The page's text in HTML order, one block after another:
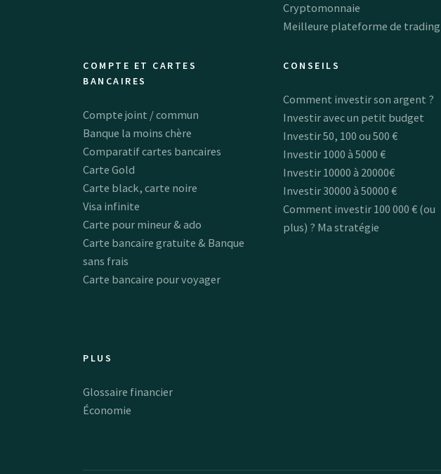
Cryptomonnaie
Meilleure plateforme de trading
COMPTE ET CARTES
BANCAIRES
Compte joint / commun
Banque la moins chère
Comparatif cartes bancaires
Carte Gold
Carte black, carte noire
Visa infinite
Carte pour mineur & ado
Carte bancaire gratuite & Banque
sans frais
Carte bancaire pour voyager
CONSEILS
Comment investir son argent ?
Investir avec un petit budget
Investir 50, 100 ou 500 €
Investir 1000 à 5000 €
Investir 10000 à 20000€
Investir 30000 à 50000 €
Comment investir 100 000 € (ou
plus) ? Ma stratégie
PLUS
Glossaire financier
Économie